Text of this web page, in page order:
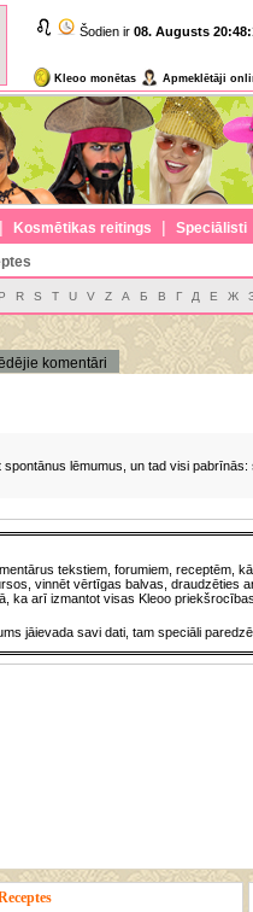
Šodien ir 08. Augusts
Kleoo monētas Apmeklētāji
| Kosmētikas reitings | Speciālisti
R S T U V Z А Б В Г Д Е Ж
komentāri
lēmumus, un tad visi
tekstiem, forumiem, receptēm,
vinnēt vērtīgas balvas, draudzēties
ka arī izmantot visas Kleoo
jāievada savi dati, tam speciāli